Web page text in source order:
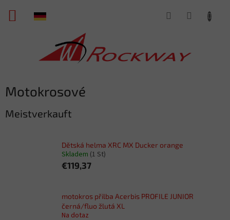
Inhalt
springen
WARENKORB
Motokrosové
Meistverkauft
Dětská helma XRC MX Ducker orange
Skladem (1 St)
€119,37
motokros přilba Acerbis PROFILE JUNIOR
černá/fluo žlutá XL
Na dotaz